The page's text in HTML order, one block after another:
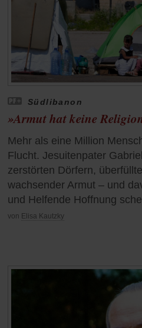
Südlibanon
»Armut hat keine
Mehr als eine Million
Flucht. Jesuitenpater
zerstörten Dörfern,
wachsender Armut – und
und Helfende Hoffnung
von Elisa Kautzky